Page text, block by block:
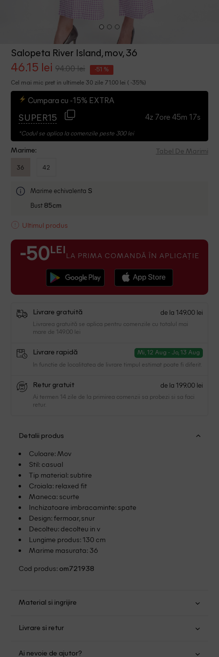
Salopeta River Island, mov, 36
46.15 lei 94.00 lei -51 %
Cel mai mic pret in ultimele 30 zile 71.00 lei ( -35%)
Cumpara cu -15% EXTRA
SUPER15 4z 7ore 45m 17s
*Codul se aplica la comenzile peste 300 lei
Marime: Tabel De Marimi
36 42
Marime echivalenta S
Bust 85cm
Ultimul produs
-50 LEI LA PRIMA COMANDĂ ÎN APLICAȚIE
Livrare gratuită de la 149.00 lei
Livrarea gratuită se aplica pentru comenzile cu totalul mai
mare de 149.00 lei
Livrare rapidă Mi, 12 Aug - Jo, 13 Aug
In functie de localitatea de livrare timpul estimat poate fi diferit.
Retur gratuit de la 199.00 lei
Ai termen 14 zile de la primirea comenzii sa probezi si sa faci
retur.
Detalii produs
Culoare: Mov
Stil: casual
Tip material: subtire
Croiala: relaxed fit
Maneca: scurte
Inchizatoare imbracaminte: spate
Design: fermoar, snur
Decolteu: decolteu in v
Lungime produs: 130 cm
Marime masurata: 36
Cod produs: om721938
Material si ingrijire
Nu folositi inalbitor
Livrare si retur
Ai nevoie de ajutor?